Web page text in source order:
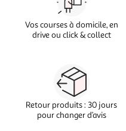
Vos courses à domicile, en
drive ou click & collect
Retour produits : 30 jours
pour changer d’avis